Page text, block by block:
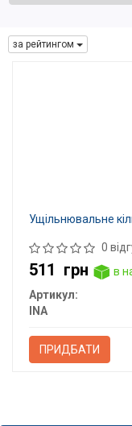
за рейтингом
Ущільнювальне
0
511 грн
в
Артикул:
INA
ПРИДБАТИ